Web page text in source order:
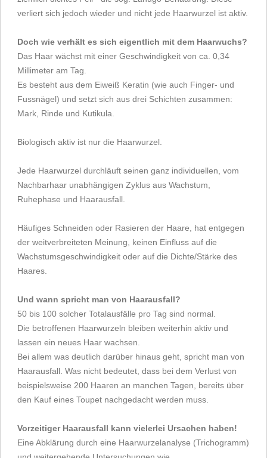
verliert sich jedoch wieder und nicht jede Haarwurzel ist aktiv.
Doch wie verhält es sich eigentlich mit dem Haarwuchs?
Das Haar wächst mit einer Geschwindigkeit von ca. 0,34
Millimeter am Tag.
Es besteht aus dem Eiweiß Keratin (wie auch Finger- und
Fussnägel) und setzt sich aus drei Schichten zusammen:
Mark, Rinde und Kutikula.
Biologisch aktiv ist nur die Haarwurzel.
Jede Haarwurzel durchläuft seinen ganz individuellen, vom
Nachbarhaar unabhängigen Zyklus aus Wachstum,
Ruhephase und Haarausfall.
Häufiges Schneiden oder Rasieren der Haare, hat entgegen
der weitverbreiteten Meinung, keinen Einfluss auf die
Wachstumsgeschwindigkeit oder auf die Dichte/Stärke des
Haares.
Und wann spricht man von Haarausfall?
50 bis 100 solcher Totalausfälle pro Tag sind normal.
Die betroffenen Haarwurzeln bleiben weiterhin aktiv und
lassen ein neues Haar wachsen.
Bei allem was deutlich darüber hinaus geht, spricht man von
Haarausfall. Was nicht bedeutet, dass bei dem Verlust von
beispielsweise 200 Haaren an manchen Tagen, bereits über
den Kauf eines Toupet nachgedacht werden muss.
Vorzeitiger Haarausfall kann vielerlei Ursachen haben!
Eine Abklärung durch eine Haarwurzelanalyse (Trichogramm)